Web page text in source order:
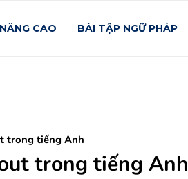
CAO BÀI TẬP NGỮ PHÁP
trong tiếng Anh
trong tiếng Anh